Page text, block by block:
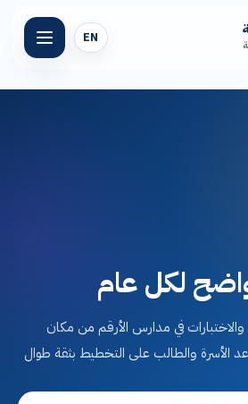
EN
لكل عام
والاختبارات في مدارس الأرقم من مكان
الأسرة والطالب على التخطيط بثقة طوال